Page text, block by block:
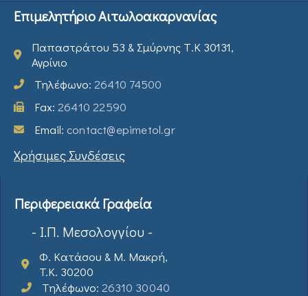
Επιμελητήριο Αιτωλοακαρνανίας
Παπαστράτου 53 & Σμύρνης Τ.Κ 30131,
Αγρίνιο
Τηλέφωνο: 26410 74500
Fax: 26410 22590
Email: contact@epimetol.gr
Χρήσιμες Συνδέσεις
Περιφερειακά Γραφεία
- Ι.Π. Μεσολογγίου -
Φ. Κατάσου & Μ. Μακρή,
T.K. 30200
Τηλέφωνο: 26310 30040